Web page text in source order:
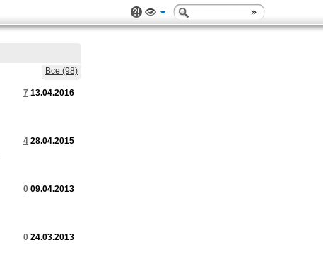
Все (98)
7 13.04.2016
4 28.04.2015
0 09.04.2013
0 24.03.2013